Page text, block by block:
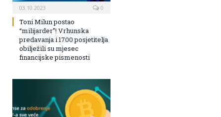
03.10.2023 0
Toni Milun postao
“milijarder”! Vrhunska
predavanja i 1700 posjetitelja
obilježili su mjesec
financijske pismenosti